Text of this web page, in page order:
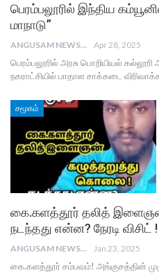
பெரம்பலூரில் இந்திய
மாநாடு”
ANGUSAM NEWS Apr 28, 2025
பெரம்பலூரில் அரசு பொறியியல்
நகராட்சியில் பாதாள சாக்கடை
சமூகம்
கை.களத்தூர் தலித்
நடந்தது என்ன? நேரடி விசிட் !
ANGUSAM NEWS Jan 23, 2025
கை.களத்தூர் சம்பவம்! அங்குசத்தின்